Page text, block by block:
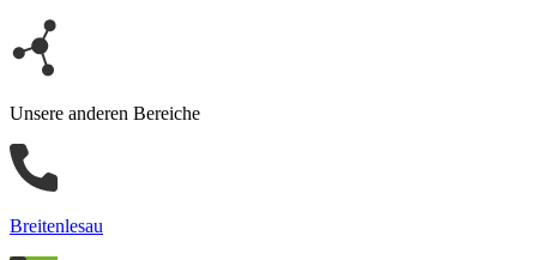
Unsere anderen Bereiche
Breitenlesau